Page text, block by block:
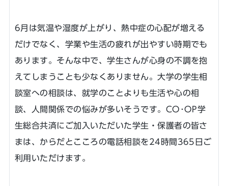
6月は気温や湿度が上がり、熱中症の心配が増える
だけでなく、学業や生活の疲れが出やすい時期でも
あります。そんな中で、学生さんが心身の不調を抱
えてしまうことも少なくありません。大学の学生相
談室への相談は、就学のことよりも生活や心の相
談、人間関係での悩みが多いそうです。CO･OP学
生総合共済にご加入いただいた学生・保護者の皆さ
まは、からだとこころの電話相談を24時間365日ご
利用いただけます。